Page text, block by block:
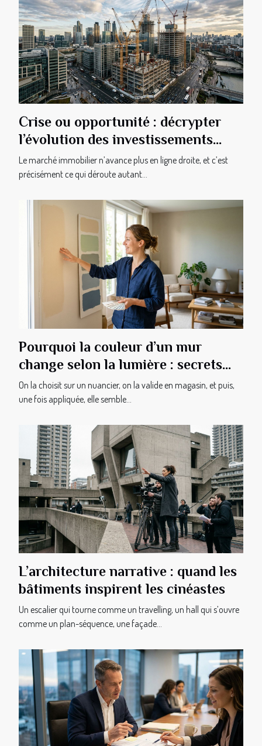
Crise ou opportunité : décrypter
l’évolution des investissements
immobiliers
Le marché immobilier n’avance plus en ligne droite, et c’est
précisément ce qui déroute autant...
Pourquoi la couleur d’un mur
change selon la lumière : secrets
révélés
On la choisit sur un nuancier, on la valide en magasin, et puis,
une fois appliquée, elle semble...
L’architecture narrative : quand les
bâtiments inspirent les cinéastes
Un escalier qui tourne comme un travelling, un hall qui s’ouvre
comme un plan-séquence, une façade...